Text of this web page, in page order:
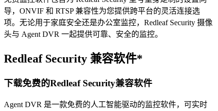
导，ONVIF 和 RTSP 兼容性为您提供跨平台的灵活连接选
项。无论用于家庭安全还是办公室监控，Redleaf Security 摄像
头与 Agent DVR 一起提供可靠、安全的监控。
Redleaf Security 兼容软件*
下载免费的Redleaf Security兼容软件
Agent DVR 是一款免费的人工智能驱动的监控软件，可实时